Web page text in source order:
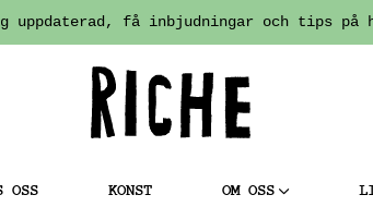
uppdaterad, få inbjudningar och tips
OSS KONST OM OSS